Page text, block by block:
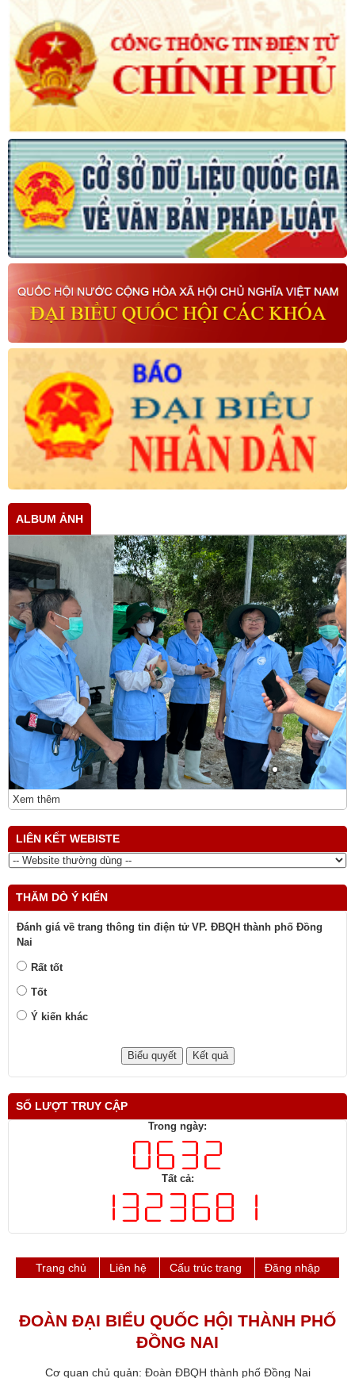
ALBUM ẢNH
Xem thêm
LIÊN KẾT WEBISTE
THĂM DÒ Ý KIẾN
Đánh giá về trang thông tin điện tử VP. ĐBQH thành phố Đồng
Nai
Rất tốt
Tốt
Ý kiến khác
SỐ LƯỢT TRUY CẬP
Trong ngày:
Tất cả:
Trang chủ Liên hệ Cấu trúc trang Đăng nhập
ĐOÀN ĐẠI BIỂU QUỐC HỘI THÀNH PHỐ
ĐỒNG NAI
Cơ quan chủ quản: Đoàn ĐBQH thành phố Đồng Nai